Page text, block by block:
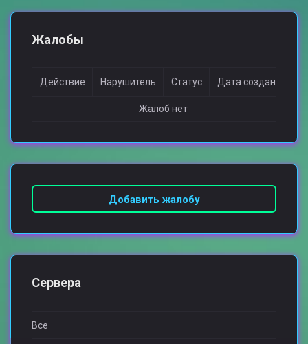
Жалобы
Действие Нарушитель Статус Дата создания
Жалоб нет
Добавить жалобу
Сервера
Все